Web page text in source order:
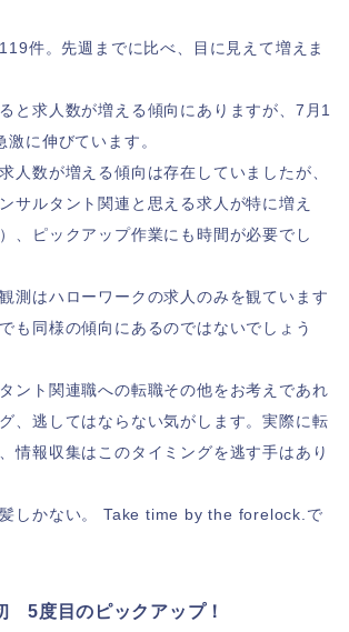
件。先週までに比べ、目に見えて増えま
と求人数が増える傾向にありますが、7月1
に伸びています。
人数が増える傾向は存在していましたが、
サルタント関連と思える求人が特に増え
、ピックアップ作業にも時間が必要でし
測はハローワークの求人のみを観ています
も同様の傾向にあるのではないでしょう
ント関連職への転職その他をお考えであれ
、逃してはならない気がします。実際に転
情報収集はこのタイミングを逃す手はあり
しかない。 Take time by the forelock.で
5度目のピックアップ！